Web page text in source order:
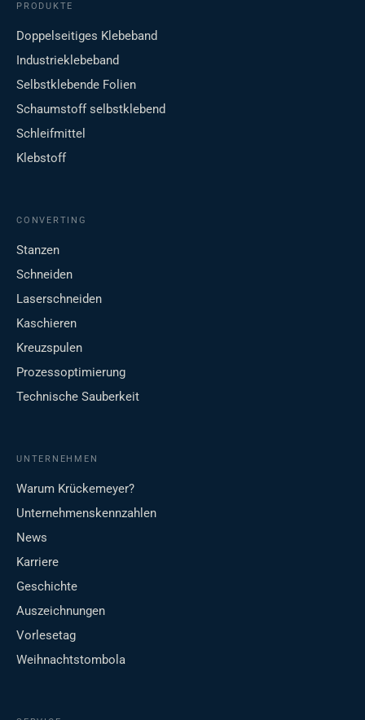
PRODUKTE
Doppelseitiges Klebeband
Industrieklebeband
Selbstklebende Folien
Schaumstoff selbstklebend
Schleifmittel
Klebstoff
CONVERTING
Stanzen
Schneiden
Laserschneiden
Kaschieren
Kreuzspulen
Prozessoptimierung
Technische Sauberkeit
UNTERNEHMEN
Warum Krückemeyer?
Unternehmenskennzahlen
News
Karriere
Geschichte
Auszeichnungen
Vorlesetag
Weihnachtstombola